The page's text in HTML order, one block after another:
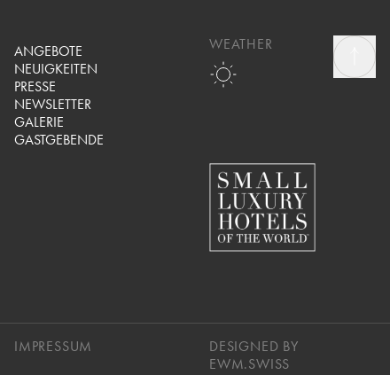
ANGEBOTE
NEUIGKEITEN
PRESSE
NEWSLETTER
GALERIE
GASTGEBENDE
WEATHER
IMPRESSUM
DESIGNED BY
EWM.SWISS